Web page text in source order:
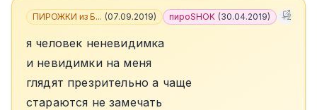
ПИРОЖКИ из Б... (07.09.2019) пироSHOK (30.04.2019) +2
я человек неневидимка
и невидимки на меня
глядят презрительно а чаще
стараются не замечать